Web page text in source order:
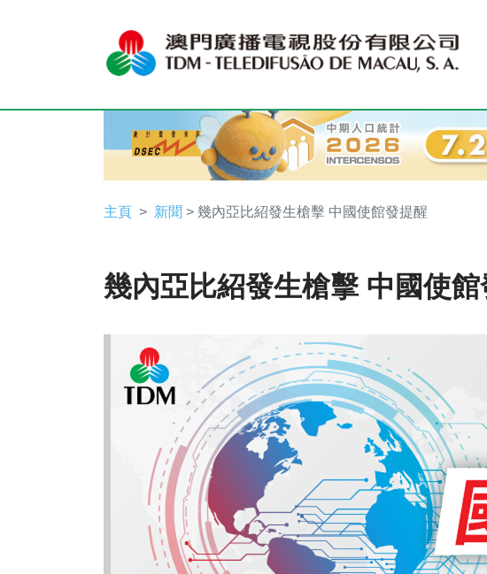
主頁 新聞 > 幾內亞比紹發生槍擊 中國使館發提醒
幾內亞比紹發生槍擊 中國使館